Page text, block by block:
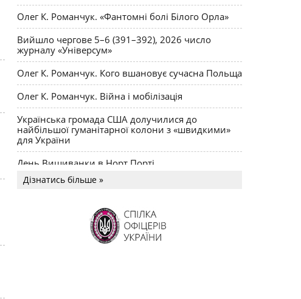
Олег К. Романчук. «Фантомні болі Білого Орла»
Вийшло чергове 5–6 (391–392), 2026 число
журналу «Універсум»
Олег К. Романчук. Кого вшановує сучасна Польща
Олег К. Романчук. Війна і мобілізація
Українська громада США долучилися до
найбільшої гуманітарної колони з «швидкими»
для України
День Вишиванки в Норт Порті
OPUS MAGNUM Олега К. Романчука
Дізнатись більше »